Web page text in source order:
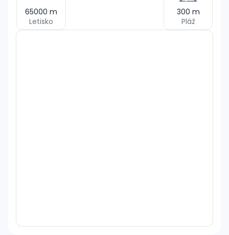
65000 m
Letisko
300 m
Pláž